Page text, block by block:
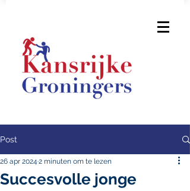
Post
Succesvolle jonge
26 apr 2024 2 minuten om te lezen